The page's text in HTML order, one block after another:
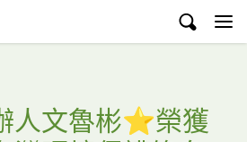
人文魯彬⭐️榮獲